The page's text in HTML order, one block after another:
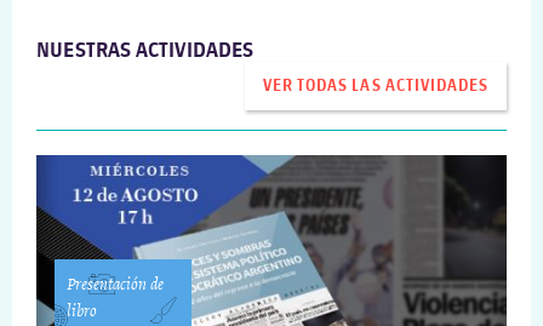
NUESTRAS ACTIVIDADES
VER TODAS LAS ACTIVIDADES
Presentación de
libro